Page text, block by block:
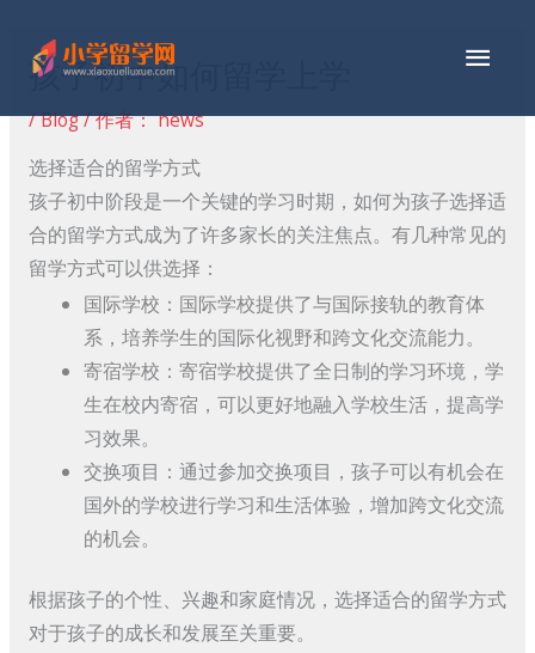
容
主
孩子初中如何留学上学
/Blog/ 作者：news
选择适合的留学方式
孩子初中阶段是一个关键的学习时期，如何为孩子选择适
合的留学方式成为了许多家长的关注焦点。有几种常见的
留学方式可以供选择：
国际学校：国际学校提供了与国际接轨的教育体
系，培养学生的国际化视野和跨文化交流能力。
寄宿学校：寄宿学校提供了全日制的学习环境，学
生在校内寄宿，可以更好地融入学校生活，提高学
习效果。
交换项目：通过参加交换项目，孩子可以有机会在
国外的学校进行学习和生活体验，增加跨文化交流
的机会。
根据孩子的个性、兴趣和家庭情况，选择适合的留学方式
对于孩子的成长和发展至关重要。